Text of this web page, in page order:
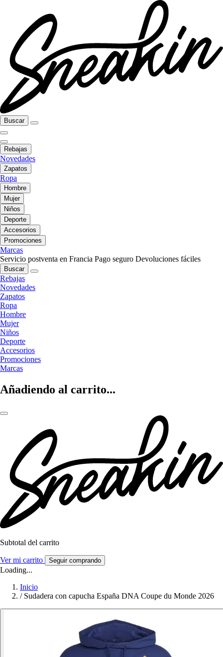
Buscar
Rebajas
Novedades
Zapatos
Ropa
Hombre
Mujer
Niños
Deporte
Accesorios
Promociones
Marcas
Servicio postventa en Francia Pago seguro Devoluciones fáciles
Buscar
Rebajas
Novedades
Zapatos
Ropa
Hombre
Mujer
Niños
Deporte
Accesorios
Promociones
Marcas
Añadiendo al carrito...
Subtotal del carrito
Ver mi carrito Seguir comprando
Loading...
Inicio
/ Sudadera con capucha España DNA Coupe du Monde 2026